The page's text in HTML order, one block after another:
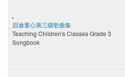
启迪童心第三级歌曲集
Teaching Children's Classes Grade 3
Songbook